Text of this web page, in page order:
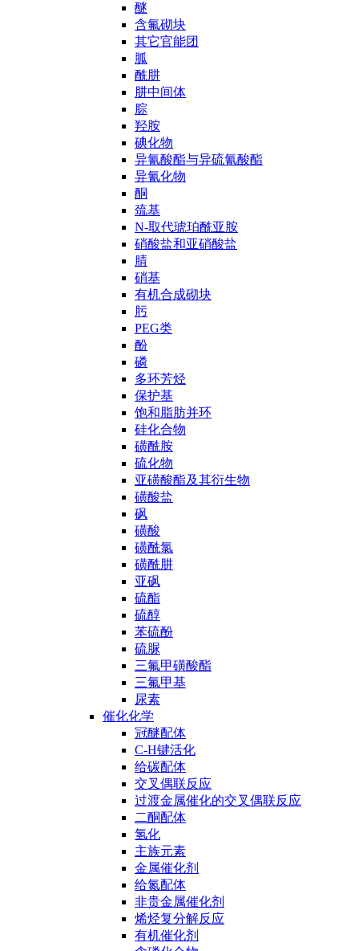
醚
含氟砌块
其它官能团
胍
酰肼
肼中间体
腙
羟胺
碘化物
异氰酸酯与异硫氰酸酯
异氰化物
酮
巯基
N-取代琥珀酰亚胺
硝酸盐和亚硝酸盐
腈
硝基
有机合成砌块
肟
PEG类
酚
磷
多环芳烃
保护基
饱和脂肪并环
硅化合物
磺酰胺
硫化物
亚磺酸酯及其衍生物
磺酸盐
砜
磺酸
磺酰氯
磺酰肼
亚砜
硫酯
硫醇
苯硫酚
硫脲
三氟甲磺酸酯
三氟甲基
尿素
催化化学
冠醚配体
C-H键活化
给碳配体
交叉偶联反应
过渡金属催化的交叉偶联反应
二酮配体
氢化
主族元素
金属催化剂
给氮配体
非贵金属催化剂
烯烃复分解反应
有机催化剂